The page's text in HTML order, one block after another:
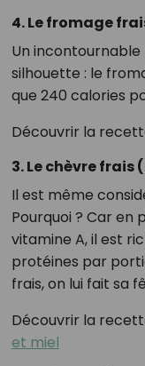
4. Le fromage
Un
silhouette : le
que 240 calories
Découvrir la
3. Le chèvre frais
Il est même
Pourquoi ? Car en
vitamine A, il est
protéines par
frais, on lui fait sa
Découvrir la
et miel